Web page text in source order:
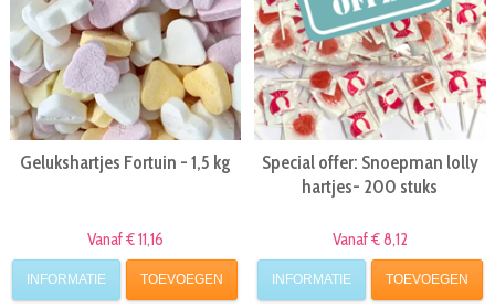
Gelukshartjes Fortuin - 1,5 kg
Vanaf € 11,16
INFORMATIE TOEVOEGEN
Special offer: Snoepman lolly
hartjes- 200 stuks
Vanaf € 8,12
INFORMATIE TOEVOEGEN